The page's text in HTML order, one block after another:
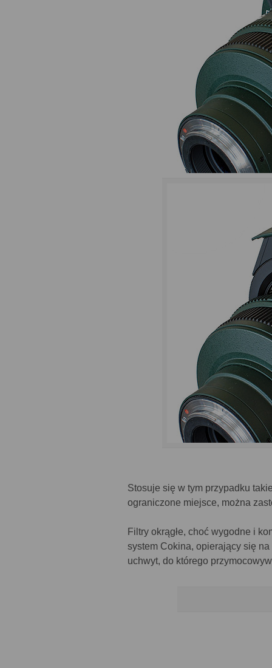
Stosuje się w tym przypadku
ograniczone miejsce, można
Filtry okrągłe, choć wygodne i
system Cokina, opierający się
uchwyt, do którego